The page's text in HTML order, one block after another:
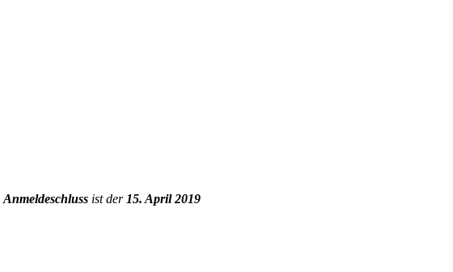
Anmeldeschluss ist der 15. April 2019